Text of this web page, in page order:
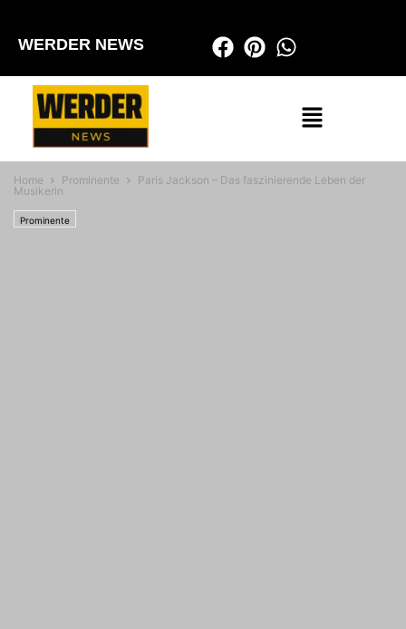
WERDER NEWS
Home Prominente
Paris Jackson – Das faszinierende Leben der
Musikerin
Prominente